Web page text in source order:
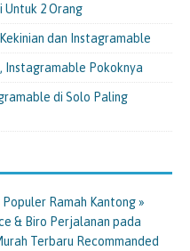
Untuk 2 Orang
dan Instagramable
Instagramable Pokoknya
di Solo Paling
Ramah Kantong »
& Biro Perjalanan pada
Terbaru Recommanded